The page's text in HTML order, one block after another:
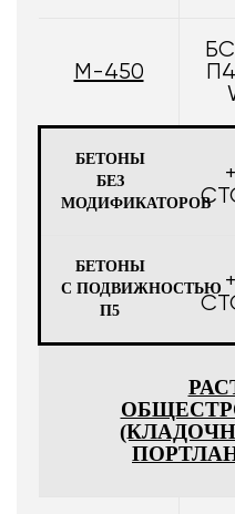
М-450
БЕТОНЫ
БЕЗ
МОДИФИКАТОРОВ
БЕТОНЫ
С ПОДВИЖНОСТЬЮ
П5